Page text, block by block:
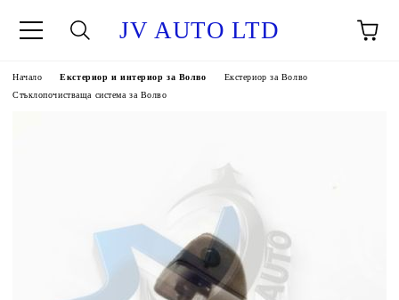
JV AUTO LTD
Начало Екстериор и интериор за Волво
Екстериор за Волво
Стъклопочистваща система за Волво